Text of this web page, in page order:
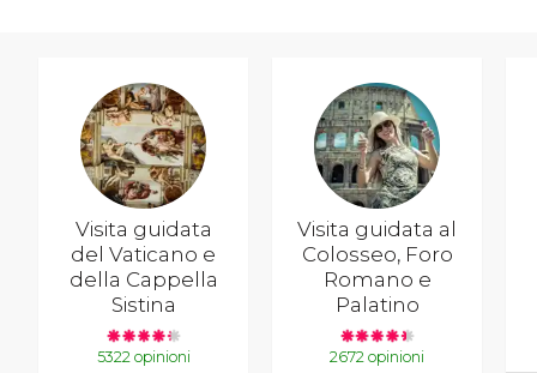
Visita guidata
del Vaticano e
della Cappella
Sistina
5322 opinioni
Visita guidata al
Colosseo, Foro
Romano e
Palatino
2672 opinioni